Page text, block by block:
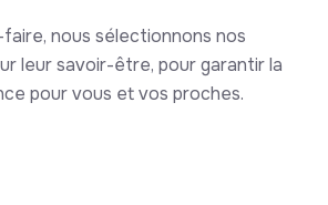
nous sélectionnons nos
leur savoir-être, pour garantir la
pour vous et vos proches.